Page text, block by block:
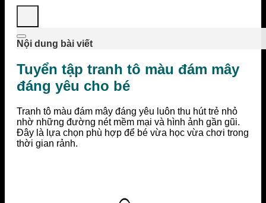
Nội dung bài viết
Tuyển tập tranh tô màu đám mây
đáng yêu cho bé
Tranh tô màu đám mây đáng yêu luôn thu hút trẻ nhỏ
nhờ những đường nét mềm mại và hình ảnh gần gũi.
Đây là lựa chọn phù hợp để bé vừa học vừa chơi trong
thời gian rảnh.